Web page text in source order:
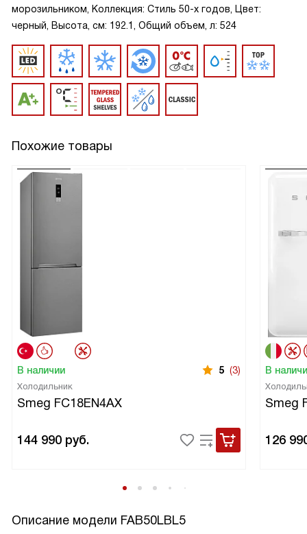
морозильником, Коллекция: Стиль 50-х годов, Цвет:
черный, Высота, см: 192.1, Общий объем, л: 524
Похожие товары
В наличии 5 (3)
Холодильник
Smeg FC18EN4AX
144 990 руб.
В
Smeg
126
Описание модели FAB50LBL5